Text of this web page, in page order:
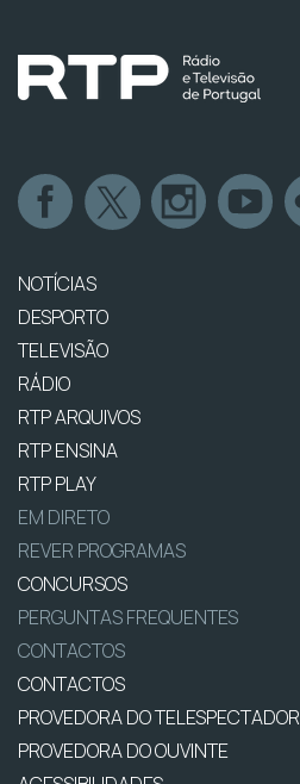
NOTÍCIAS
DESPORTO
TELEVISÃO
RÁDIO
RTP ARQUIVOS
RTP ENSINA
RTP PLAY
EM DIRETO
REVER PROGRAMAS
CONCURSOS
PERGUNTAS FREQUENTES
CONTACTOS
CONTACTOS
PROVEDORA DO TELESPECTADOR
PROVEDORA DO OUVINTE